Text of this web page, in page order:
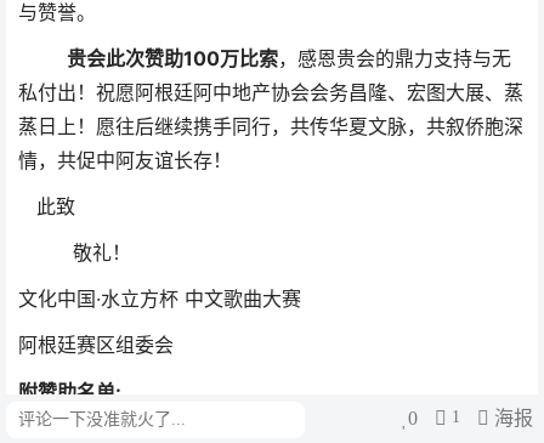
与赞誉。
贵会此次赞助100万比索， 感恩贵会的鼎力支持与无
私付出！祝愿阿根廷阿中地产协会会务昌隆、宏图大展、蒸
蒸日上！愿往后继续携手同行，共传华夏文脉，共叙侨胞深
情，共促中阿友谊长存！
此致
敬礼！
文化中国·水立方杯 中文歌曲大赛
阿根廷赛区组委会
附赞助名单:
评论 0 1 海报